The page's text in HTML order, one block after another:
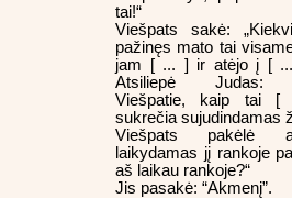
tai!“
Viešpats sakė:
pažinęs mato tai
jam [ ... ] ir atėjo į [
Atsiliepė Judas:
Viešpatie, kaip tai
sukrečia sujudindamas
Viešpats pakėlė
laikydamas jį rankoje
aš laikau rankoje?“
Jis pasakė: “Akmenį”.